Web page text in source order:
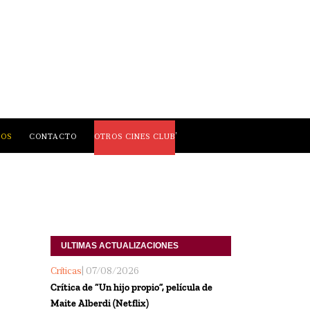
CONTACTO OTROS CINES CLUB
ULTIMAS ACTUALIZACIONES
Críticas | 07/08/2026
Crítica de “Un hijo propio”, película de
Maite Alberdi (Netflix)